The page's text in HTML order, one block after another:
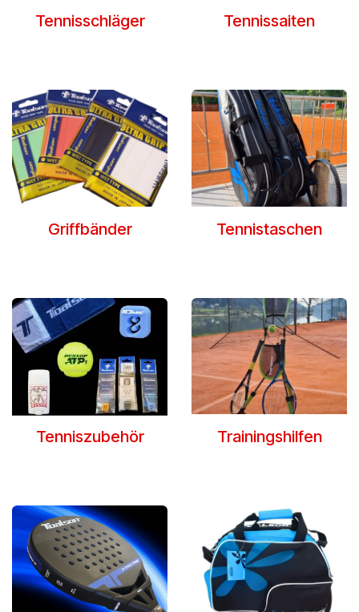
Tennisschläger Tennissaiten
Griffbänder Tennistaschen
Tenniszubehör Trainingshilfen